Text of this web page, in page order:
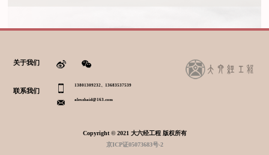
关于我们
联系我们
13801309232、13683537539
alexzhaid@163.com
Copyright © 2021 大六经工程 版权所有
京ICP证05073683号-2